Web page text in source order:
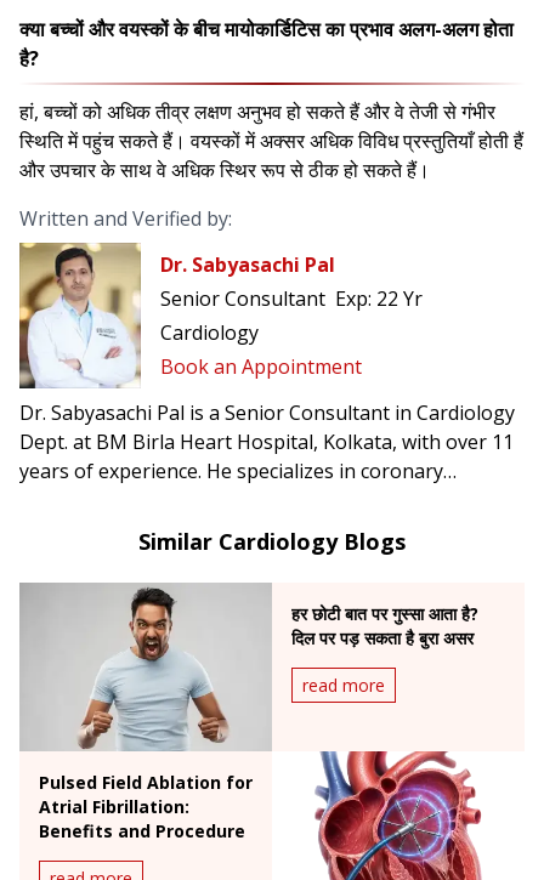
क्या बच्चों और वयस्कों के बीच मायोकार्डिटिस का प्रभाव अलग-अलग होता
है?
हां, बच्चों को अधिक तीव्र लक्षण अनुभव हो सकते हैं और वे तेजी से गंभीर
स्थिति में पहुंच सकते हैं। वयस्कों में अक्सर अधिक विविध प्रस्तुतियाँ होती हैं
और उपचार के साथ वे अधिक स्थिर रूप से ठीक हो सकते हैं।
Written and Verified by:
Dr. Sabyasachi Pal
Senior Consultant Exp: 22 Yr
Cardiology
Book an Appointment
Dr. Sabyasachi Pal is a Senior Consultant in Cardiology
Dept. at BM Birla Heart Hospital, Kolkata, with over 11
years of experience. He specializes in coronary
Similar Cardiology Blogs
हर छोटी बात पर गुस्सा आता है?
दिल पर पड़ सकता है बुरा असर
read more
Pulsed Field Ablation for
Atrial Fibrillation:
Benefits and Procedure